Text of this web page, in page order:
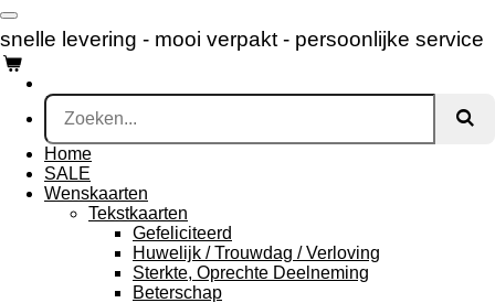
Ga
direct
naar
de
hoofdinhoud
snelle levering - mooi verpakt - persoonlijke service
Home
SALE
Wenskaarten
Tekstkaarten
Gefeliciteerd
Huwelijk / Trouwdag / Verloving
Sterkte, Oprechte Deelneming
Beterschap